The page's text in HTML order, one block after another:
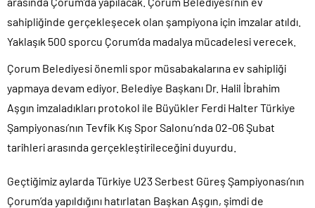
sahipliğinde gerçekleşecek olan şampiyona için imzalar atıldı.
Yaklaşık 500 sporcu Çorum’da madalya mücadelesi verecek.
Çorum Belediyesi önemli spor müsabakalarına ev sahipliği
yapmaya devam ediyor. Belediye Başkanı Dr. Halil İbrahim
Aşgın imzaladıkları protokol ile Büyükler Ferdi Halter Türkiye
Şampiyonası’nın Tevfik Kış Spor Salonu’nda 02-06 Şubat
tarihleri arasında gerçekleştirileceğini duyurdu.
Geçtiğimiz aylarda Türkiye U23 Serbest Güreş Şampiyonası’nın
Çorum’da yapıldığını hatırlatan Başkan Aşgın, şimdi de